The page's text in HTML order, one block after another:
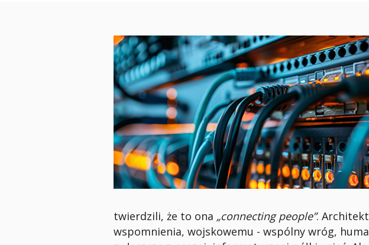
twierdzili, że to ona „connecting people”.
wspomnienia, wojskowemu - wspólny wróg,